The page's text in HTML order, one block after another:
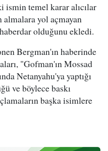
temel karar alıcılar
almalara yol açmayan
olduğunu ekledi.
Bergman'ın haberinde
"Gofman'ın Mossad
Netanyahu'ya yaptığı
ve böylece baskı
başka isimlere